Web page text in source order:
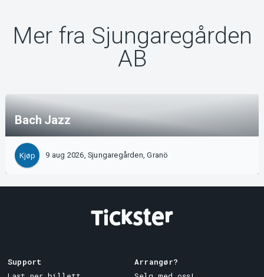
Mer fra Sjungaregården
AB
Bach Jazz
Kjøp 9 aug 2026, Sjungaregården, Granö
Support
Arrangør?